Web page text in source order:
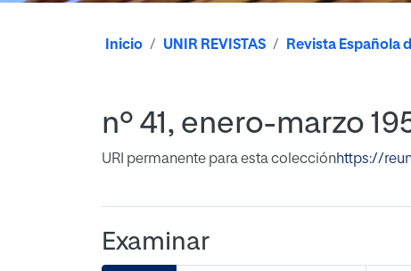
Inicio UNIR REVISTAS Revista Española
nº 41, enero-marzo
URI permanente para esta colecciónhttps://
Examinar